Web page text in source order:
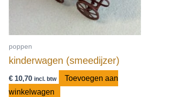
poppen
kinderwagen (smeedijzer)
€10,70 incl. btw
Toevoegen aan
winkelwagen